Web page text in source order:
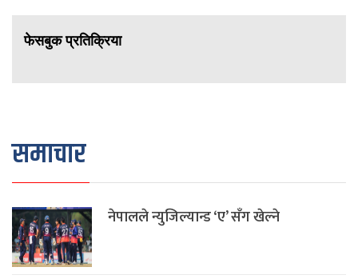
फेसबुक प्रतिक्रिया
समाचार
नेपालले न्युजिल्यान्ड ‘ए’ सँग खेल्ने